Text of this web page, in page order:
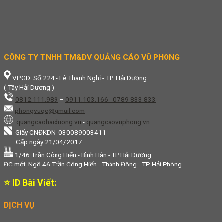
CÔNG TY TNHH TM&DV QUẢNG CÁO VŨ PHONG
VPGD: Số 224 - Lê Thanh Nghị - TP. Hải Dương
( Tây Hải Dương )
0812.111.989 – 0911.103.166 - 0789 833 833
phongvuqc@gmail.com
quangcaohaiduong.vn - quangcaovuphong.vn
Giấy CNĐKDN: 030089003411
Cấp ngày 21/04/2017
1/46 Trần Công Hiến - Bình Hàn - TP.Hải Dương
ĐC mới: Ngõ 46 Trần Công Hiến - Thành Đông - TP Hải Phòng
⭐ ID Bài Viết:
DỊCH VỤ